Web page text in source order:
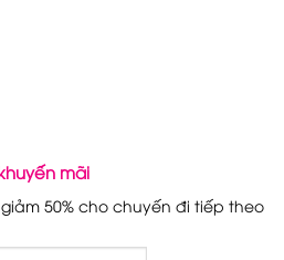
mãi
50% cho chuyến đi tiếp theo